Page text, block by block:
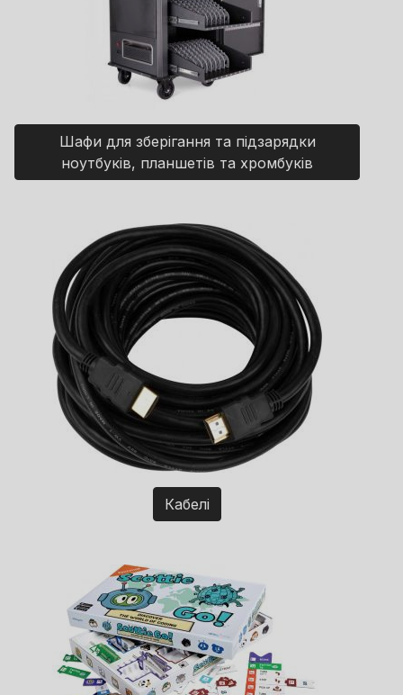
Шафи для зберігання та підзарядки
ноутбуків, планшетів та хромбуків
Кабелі